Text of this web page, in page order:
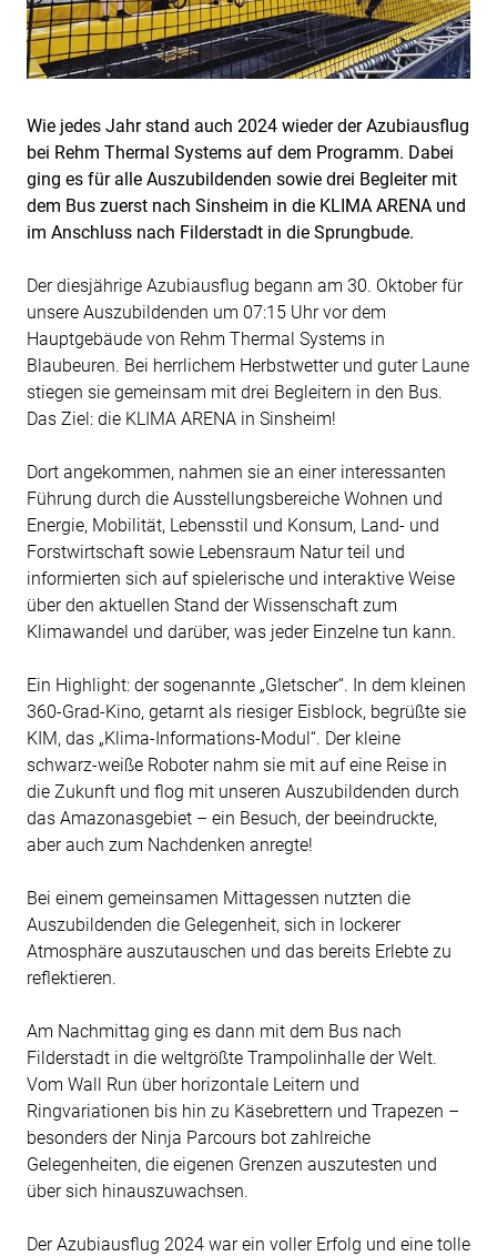
Wie jedes Jahr stand auch 2024 wieder der Azubiausflug
bei Rehm Thermal Systems auf dem Programm. Dabei
ging es für alle Auszubildenden sowie drei Begleiter mit
dem Bus zuerst nach Sinsheim in die KLIMA ARENA und
im Anschluss nach Filderstadt in die Sprungbude.
Der diesjährige Azubiausflug begann am 30. Oktober für
unsere Auszubildenden um 07:15 Uhr vor dem
Hauptgebäude von Rehm Thermal Systems in
Blaubeuren. Bei herrlichem Herbstwetter und guter Laune
stiegen sie gemeinsam mit drei Begleitern in den Bus.
Das Ziel: die KLIMA ARENA in Sinsheim!
Dort angekommen, nahmen sie an einer interessanten
Führung durch die Ausstellungsbereiche Wohnen und
Energie, Mobilität, Lebensstil und Konsum, Land- und
Forstwirtschaft sowie Lebensraum Natur teil und
informierten sich auf spielerische und interaktive Weise
über den aktuellen Stand der Wissenschaft zum
Klimawandel und darüber, was jeder Einzelne tun kann.
Ein Highlight: der sogenannte „Gletscher“. In dem kleinen
360-Grad-Kino, getarnt als riesiger Eisblock, begrüßte sie
KIM, das „Klima-Informations-Modul“. Der kleine
schwarz-weiße Roboter nahm sie mit auf eine Reise in
die Zukunft und flog mit unseren Auszubildenden durch
das Amazonasgebiet – ein Besuch, der beeindruckte,
aber auch zum Nachdenken anregte!
Bei einem gemeinsamen Mittagessen nutzten die
Auszubildenden die Gelegenheit, sich in lockerer
Atmosphäre auszutauschen und das bereits Erlebte zu
reflektieren.
Am Nachmittag ging es dann mit dem Bus nach
Filderstadt in die weltgrößte Trampolinhalle der Welt.
Vom Wall Run über horizontale Leitern und
Ringvariationen bis hin zu Käsebrettern und Trapezen –
besonders der Ninja Parcours bot zahlreiche
Gelegenheiten, die eigenen Grenzen auszutesten und
über sich hinauszuwachsen.
Der Azubiausflug 2024 war ein voller Erfolg und eine tolle